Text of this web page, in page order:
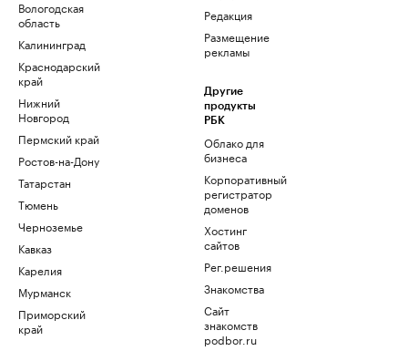
Вологодская
область
Калининград
Краснодарский
край
Нижний
Новгород
Пермский край
Ростов-на-Дону
Татарстан
Тюмень
Черноземье
Кавказ
Карелия
Мурманск
Приморский
край
Редакция
Размещение
рекламы
Другие
продукты
РБК
Облако для
бизнеса
Корпоративный
регистратор
доменов
Хостинг
сайтов
Рег.решения
Знакомства
Сайт
знакомств
podbor.ru